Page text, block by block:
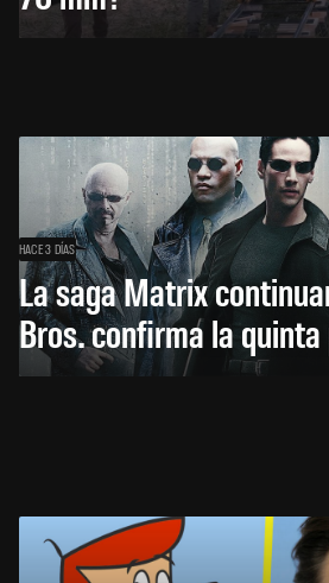
HACE 3 DÍAS
La saga Matrix
Bros. confirma la